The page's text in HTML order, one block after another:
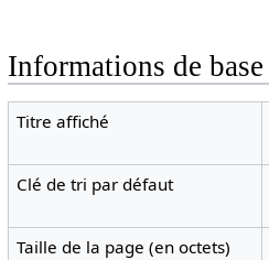
Informations de base
Titre affiché
Clé de tri par défaut
Taille de la page (en octets)